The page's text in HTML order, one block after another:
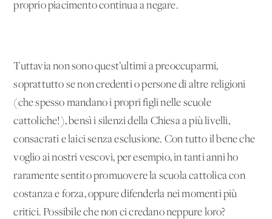
proprio piacimento continua a negare.
Tuttavia non sono quest’ultimi a preoccuparmi,
soprattutto se non credenti o persone di altre religioni
(che spesso mandano i propri figli nelle scuole
cattoliche!), bensì i silenzi della Chiesa a più livelli,
consacrati e laici senza esclusione. Con tutto il bene che
voglio ai nostri vescovi, per esempio, in tanti anni ho
raramente sentito promuovere la scuola cattolica con
costanza e forza, oppure difenderla nei momenti più
critici. Possibile che non ci credano neppure loro?